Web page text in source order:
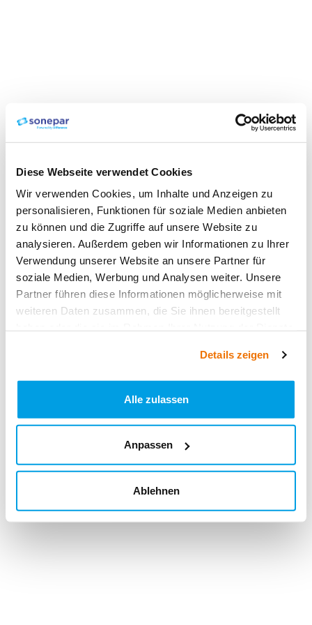
Diese Webseite verwendet Cookies
Wir verwenden Cookies, um Inhalte und Anzeigen zu
personalisieren, Funktionen für soziale Medien anbieten
zu können und die Zugriffe auf unsere Website zu
analysieren. Außerdem geben wir Informationen zu Ihrer
Verwendung unserer Website an unsere Partner für
soziale Medien, Werbung und Analysen weiter. Unsere
Partner führen diese Informationen möglicherweise mit
weiteren Daten zusammen, die Sie ihnen bereitgestellt
Details zeigen
Alle zulassen
Anpassen
Ablehnen